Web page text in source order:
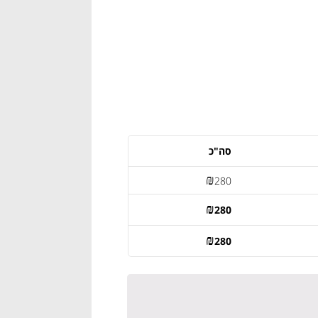
סה"כ
₪280
₪280
₪280